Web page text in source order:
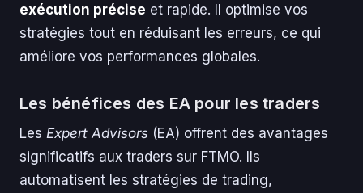
exécution précise et rapide. Il optimise vos
stratégies tout en réduisant les erreurs, ce qui
améliore vos performances globales.
Les bénéfices des EA pour les traders
Les Expert Advisors (EA) offrent des avantages
significatifs aux traders sur FTMO. Ils
automatisent les stratégies de trading,